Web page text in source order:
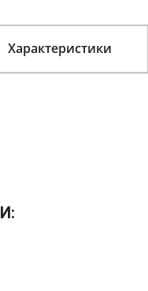
Характеристики